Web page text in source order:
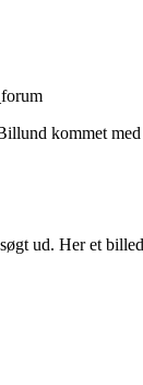
kommet
ud. Her et